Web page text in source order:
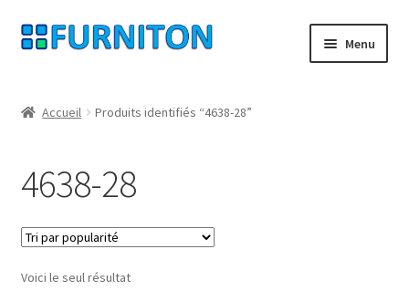
Aller
à
navigation
Aller
au
Menu
Protection des données
Droit de rétractation
Contact
Accueil Produits identifiés “4638-28”
4638-28
Voici le seul résultat